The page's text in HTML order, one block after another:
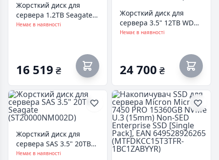
Жорсткий диск для
сервера 1.2TB Seagate
(ST1200MM0009)
Немає в наявності
16 519 ₴
Жорсткий диск для
сервера 3.5" 12TB WD
(0F29532 /
Немає в наявності
24 700 ₴
Жорсткий диск для
сервера SAS 3.5" 20TB
Seagate
Немає в наявності